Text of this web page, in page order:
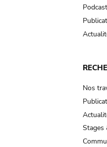
Nos
Stages